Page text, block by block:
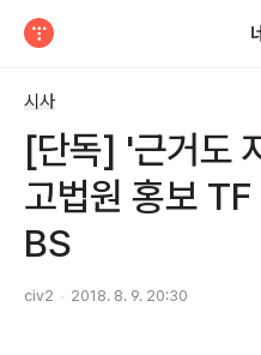
시사
[단독] '근거도
고법원 홍보
BS
civ2 2018. 8. 9. 20:30